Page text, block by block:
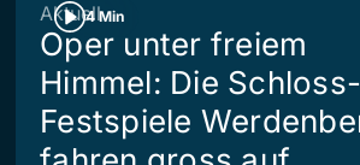
4 Min
Aktuell
Oper unter freiem
Himmel: Die Schloss-
Festspiele